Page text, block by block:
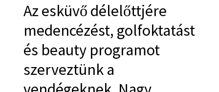
Az esküvő délelőttjére
medencézést, golfoktatást
és beauty programot
szerveztünk a